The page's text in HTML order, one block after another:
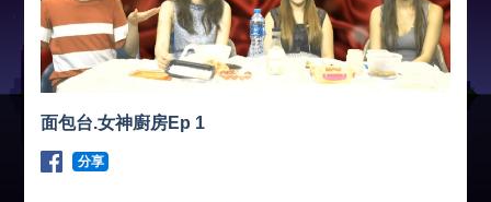
面包台.女神廚房Ep 1
分享